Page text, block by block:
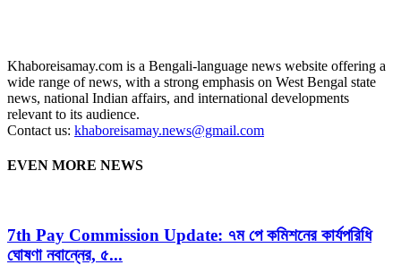
Khaboreisamay.com is a Bengali-language news website offering a
wide range of news, with a strong emphasis on West Bengal state
news, national Indian affairs, and international developments
relevant to its audience.
Contact us: khaboreisamay.news@gmail.com
EVEN MORE NEWS
7th Pay Commission Update: ৭ম পে কমিশনের কার্যপরিধি
ঘোষণা নবান্নের, ৫...